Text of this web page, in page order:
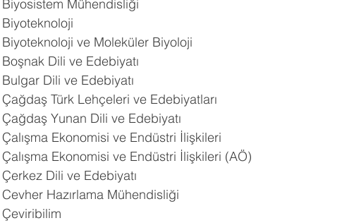
Biyosistem Mühendisliği
Biyoteknoloji
Biyoteknoloji ve Moleküler Biyoloji
Boşnak Dili ve Edebiyatı
Bulgar Dili ve Edebiyatı
Çağdaş Türk Lehçeleri ve Edebiyatları
Çağdaş Yunan Dili ve Edebiyatı
Çalışma Ekonomisi ve Endüstri İlişkileri
Çalışma Ekonomisi ve Endüstri İlişkileri (AÖ)
Çerkez Dili ve Edebiyatı
Cevher Hazırlama Mühendisliği
Çeviribilim